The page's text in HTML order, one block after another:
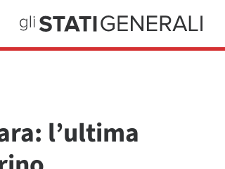
l’ultima